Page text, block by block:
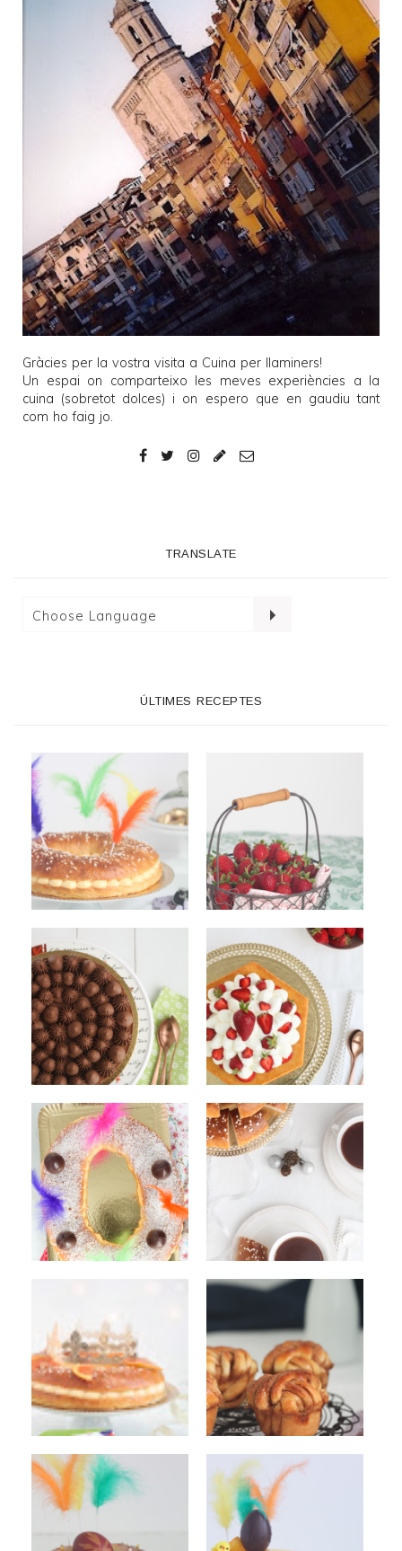
Gràcies per la vostra visita a Cuina per llaminers!
Un espai on comparteixo les meves experiències a la
cuina (sobretot dolces) i on espero que en gaudiu tant
com ho faig jo.
TRANSLATE
ÚLTIMES RECEPTES